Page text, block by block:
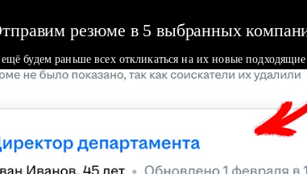
резюме в 5 выбранных
будем раньше всех откликаться на их новые